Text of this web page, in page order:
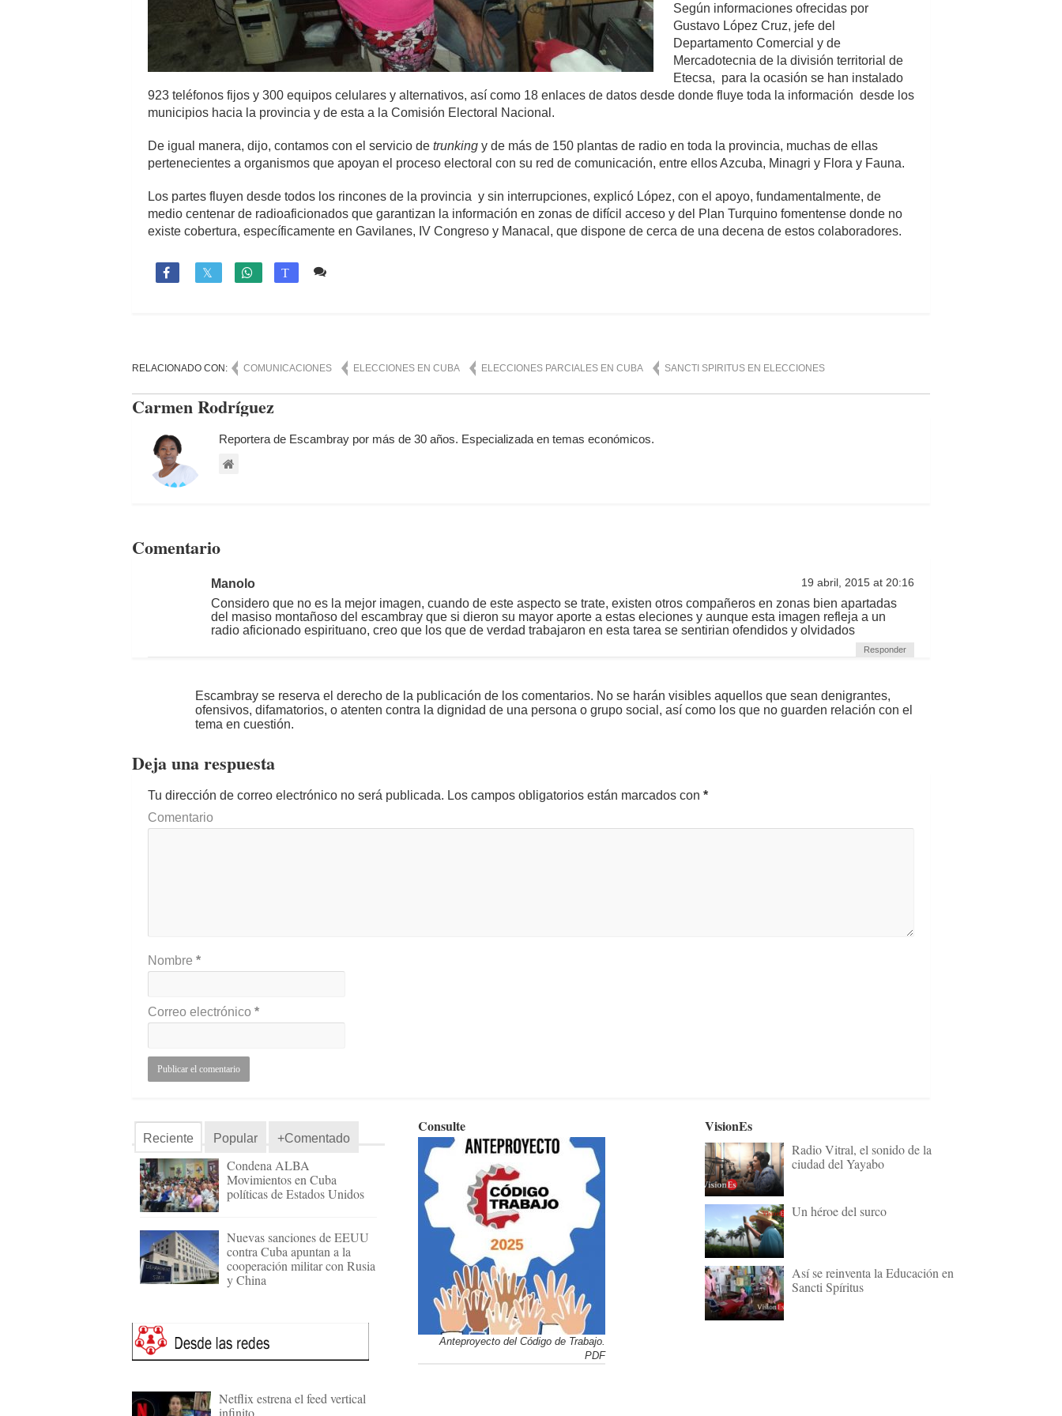
Según informaciones ofrecidas por
Gustavo López Cruz, jefe del
Departamento Comercial y de
Mercadotecnia de la división territorial de
Etecsa, para la ocasión se han instalado
923 teléfonos fijos y 300 equipos celulares y alternativos, así como 18 enlaces de datos desde donde fluye toda la información desde los
municipios hacia la provincia y de esta a la Comisión Electoral Nacional.
De igual manera, dijo, contamos con el servicio de trunking y de más de 150 plantas de radio en toda la provincia, muchas de ellas
pertenecientes a organismos que apoyan el proceso electoral con su red de comunicación, entre ellos Azcuba, Minagri y Flora y Fauna.
Los partes fluyen desde todos los rincones de la provincia y sin interrupciones, explicó López, con el apoyo, fundamentalmente, de
medio centenar de radioaficionados que garantizan la información en zonas de difícil acceso y del Plan Turquino fomentense donde no
existe cobertura, específicamente en Gavilanes, IV Congreso y Manacal, que dispone de cerca de una decena de estos colaboradores.
 T
RELACIONADO CON: COMUNICACIONES ELECCIONES EN CUBA ELECCIONES PARCIALES EN CUBA SANCTI SPIRITUS EN ELECCIONES
Carmen Rodríguez
Reportera de Escambray por más de 30 años. Especializada en temas económicos.
Comentario
Manolo 19 abril, 2015 at 20:16
Considero que no es la mejor imagen, cuando de este aspecto se trate, existen otros compañeros en zonas bien apartadas
del masiso montañoso del escambray que si dieron su mayor aporte a estas eleciones y aunque esta imagen refleja a un
radio aficionado espirituano, creo que los que de verdad trabajaron en esta tarea se sentirian ofendidos y olvidados
Responder
Escambray se reserva el derecho de la publicación de los comentarios. No se harán visibles aquellos que sean denigrantes,
ofensivos, difamatorios, o atenten contra la dignidad de una persona o grupo social, así como los que no guarden relación con el
tema en cuestión.
Deja una respuesta
Tu dirección de correo electrónico no será publicada. Los campos obligatorios están marcados con *
Comentario
Nombre *
Correo electrónico *
Reciente Popular +Comentado
Condena ALBA
Movimientos en Cuba
políticas de Estados Unidos
Nuevas sanciones de EEUU
contra Cuba apuntan a la
cooperación militar con Rusia
y China
Netflix estrena el feed vertical
infinito
Consulte
Anteproyecto del Código de Trabajo.
PDF
VisionEs
Radio Vitral, el sonido de la
ciudad del Yayabo
Un héroe del surco
Así se reinventa la Educación en
Sancti Spíritus